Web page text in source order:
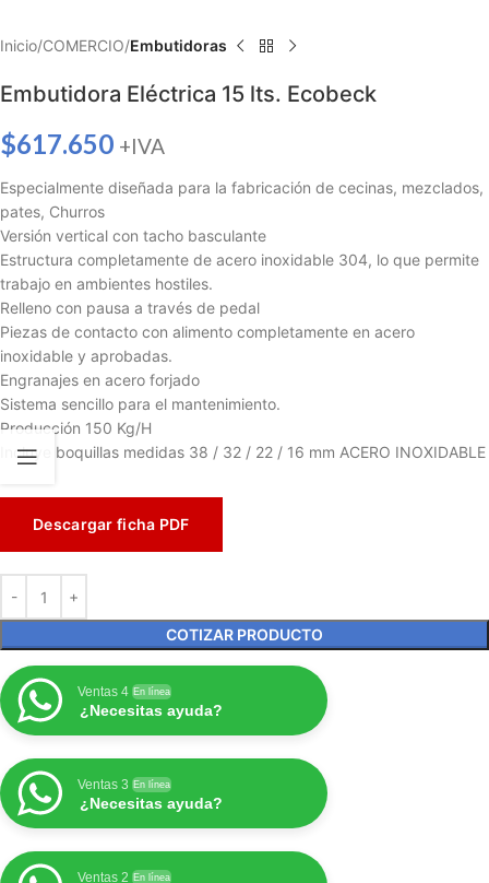
Inicio COMERCIO Embutidoras
Embutidora Eléctrica 15 lts. Ecobeck
$617.650 +IVA
Especialmente diseñada para la fabricación de cecinas, mezclados,
pates, Churros
Versión vertical con tacho basculante
Estructura completamente de acero inoxidable 304, lo que permite
trabajo en ambientes hostiles.
Relleno con pausa a través de pedal
Piezas de contacto con alimento completamente en acero
inoxidable y aprobadas.
Engranajes en acero forjado
Sistema sencillo para el mantenimiento.
Producción 150 Kg/H
Incluye boquillas medidas 38 / 32 / 22 / 16 mm ACERO INOXIDABLE
Descargar ficha PDF
COTIZAR PRODUCTO
Ventas 4 En línea
¿Necesitas ayuda?
Ventas 3 En línea
¿Necesitas ayuda?
Ventas 2 En línea